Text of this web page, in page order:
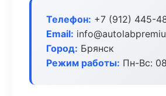
Телефон: +7 (912) 445-
Email:
Город: Брянск
Режим работы: Пн-Вс: